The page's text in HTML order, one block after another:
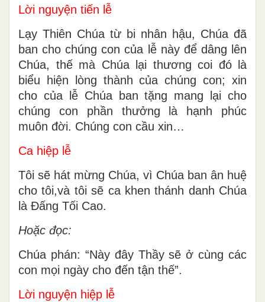
Lời nguyện tiến lễ
Lạy Thiên Chúa từ bi nhân hậu, Chúa đã
ban cho chúng con của lễ này để dâng lên
Chúa, thế mà Chúa lại thương coi đó là
biểu hiện lòng thành của chúng con; xin
cho của lễ Chúa ban tặng mang lại cho
chúng con phần thưởng là hạnh phúc
muôn đời. Chúng con cầu xin…
Ca hiệp lễ
Tôi sẽ hát mừng Chúa, vì Chúa ban ân huệ
cho tôi,và tôi sẽ ca khen thánh danh Chúa
là Đấng Tối Cao.
Hoặc đọc:
Chúa phán: “Này đây Thầy sẽ ở cùng các
con mọi ngày cho đến tận thế”.
Lời nguyện hiệp lễ